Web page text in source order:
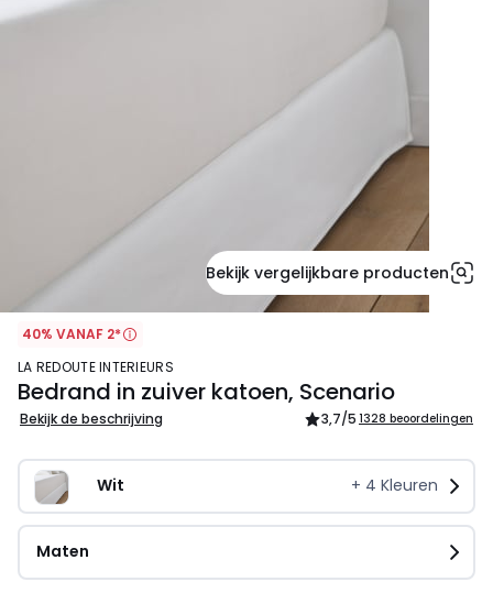
Bekijk vergelijkbare producten
40% VANAF 2*
LA REDOUTE INTERIEURS
Bedrand in zuiver katoen, Scenario
Bekijk de beschrijving 3,7/5 1328 beoordelingen
Wit + 4 Kleuren
Maten